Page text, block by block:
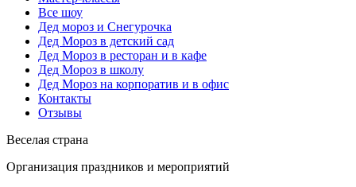
Все шоу
Дед мороз и Снегурочка
Дед Мороз в детский сад
Дед Мороз в ресторан и в кафе
Дед Мороз в школу
Дед Мороз на корпоратив и в офис
Контакты
Отзывы
Веселая страна
Организация праздников и мероприятий